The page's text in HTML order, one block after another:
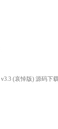
v3.3 (哀悼版) 源码下